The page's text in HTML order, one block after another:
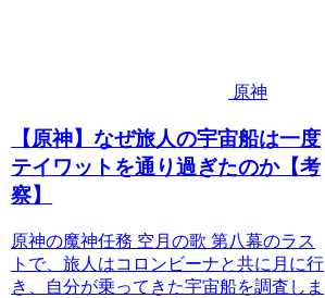
原神
【原神】なぜ旅人の宇宙船は一度
テイワットを通り過ぎたのか【考
察】
原神の魔神任務 空月の歌 第八幕のラス
トで、旅人はコロンビーナと共に月に行
き、自分が乗ってきた宇宙船を調査しま